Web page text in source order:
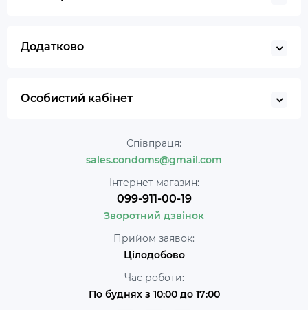
Додатково
Особистий кабінет
Співпраця:
sales.condoms@gmail.com
Інтернет магазин:
099-911-00-19
Зворотний дзвінок
Прийом заявок:
Цілодобово
Час роботи:
По буднях з 10:00 до 17:00